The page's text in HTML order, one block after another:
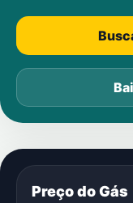
Preço do Gás